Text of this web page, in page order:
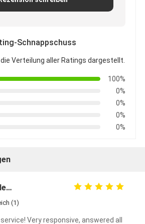
Schnappschuss
Verteilung aller Ratings dargestellt.
100%
0%
0%
0%
0%
Lisa Anderson
(1)
Very responsive, answered all